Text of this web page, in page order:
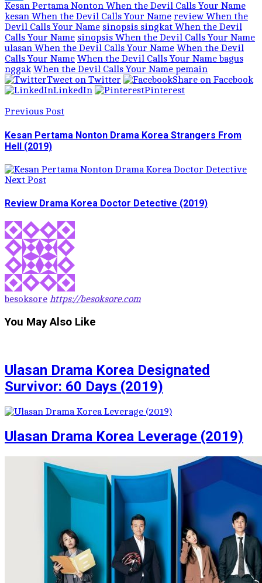
Share
Kesan Pertama Nonton When the Devil Calls Your Name
kesan When the Devil Calls Your Name review When the
Devil Calls Your Name sinopsis singkat When the Devil
Calls Your Name sinopsis When the Devil Calls Your Name
ulasan When the Devil Calls Your Name When the Devil
Calls Your Name When the Devil Calls Your Name bagus
nggak When the Devil Calls Your Name pemain
Tweet on Twitter
Share on Facebook
LinkedIn
Pinterest
Previous Post
Kesan Pertama Nonton Drama Korea Strangers From
Hell (2019)
Next Post
Review Drama Korea Doctor Detective (2019)
besoksore https://besoksore.com
You May Also Like
Ulasan Drama Korea Designated
Survivor: 60 Days (2019)
Ulasan Drama Korea Leverage (2019)